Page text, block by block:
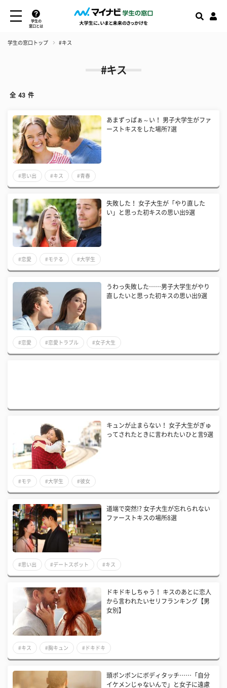
学生の
窓口とは
学生の窓口トップ #キス
#キス
全 43 件
あまずっぱぁ～い！ 男子大学生がファ
ーストキスをした場所7選
#思い出 #キス #青春
失敗した！ 女子大生が「やり直した
い」と思った初キスの思い出9選
#恋愛 #モテる #大学生
うわっ失敗した……男子大学生がやり
直したいと思った初キスの思い出9選
#恋愛 #恋愛トラブル #女子大生
キュンが止まらない！ 女子大生がぎゅ
ってされたときに言われたいひと言9選
#モテ #大学生 #彼女
道端で突然!? 女子大生が忘れられない
ファーストキスの場所8選
#思い出 #デートスポット #キス
ドキドキしちゃう！ キスのあとに恋人
から言われたいセリフランキング【男
女別】
#キス #胸キュン #ドキドキ
頭ポンポンにボディタッチ……「自分
イケメンじゃないんで」と女子に遠慮